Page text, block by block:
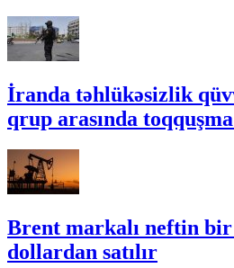
İranda təhlükəsizlik
qrup arasında
Brent markalı neftin
dollardan satılır